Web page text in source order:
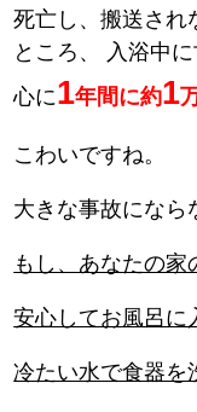
死亡し、搬送され
ところ、
入浴中
心に1年間に約1
こわいですね。
大きな事故になら
もし、あなたの家
安心してお風呂に
冷たい水で食器を